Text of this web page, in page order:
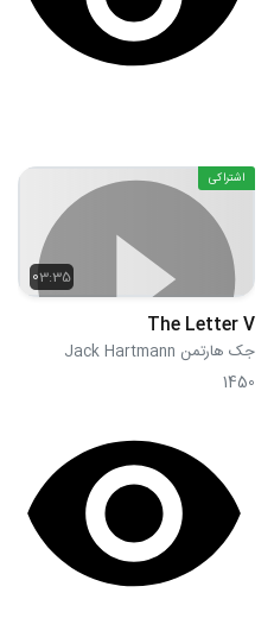
03:35
اشتراکی
The Letter V
جک هارتمن Jack Hartmann
1450